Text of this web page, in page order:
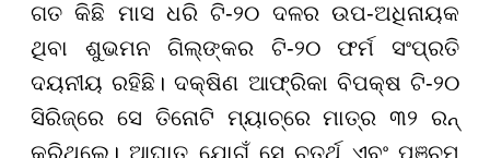
ଗତ କିଛି ମାସ ଧରି ଟି-୨୦ ଦଳର ଉପ-ଅଧିନାୟକ
ଥିବା ଶୁଭମନ ଗିଲ୍‌ଙ୍କର ଟି-୨୦ ଫର୍ମ ସଂପ୍ରତି
ଦୟନୀୟ ରହିଛି। ଦକ୍ଷିଣ ଆଫ୍ରିକା ବିପକ୍ଷ ଟି-୨୦
ସିରିଜ୍ରେ ସେ ତିନୋଟି ମ୍ୟାଚ୍‌ରେ ମାତ୍ର ୩୨ ରନ୍
କରିଥିଲେ। ଆଘାତ ଯୋଗୁଁ ସେ ଚତୁର୍ଥ ଏବଂ ପଞ୍ଚମ